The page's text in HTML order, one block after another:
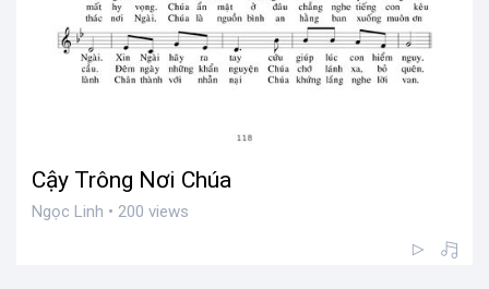
Cậy Trông Nơi Chúa
Ngọc Linh • 200 views